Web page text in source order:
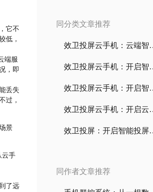
它不
低，
端服
，即
丢失
过，
景
云手
了远
同分类文章推荐
效卫投屏云
效卫投屏云
效卫投屏云
效卫投屏云
效卫投屏：
同作者文章推荐